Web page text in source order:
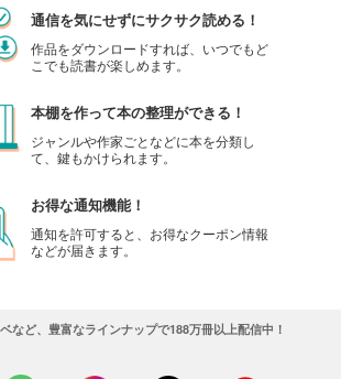
通信を気にせずにサクサク読める！
作品をダウンロードすれば、いつでもど
こでも読書が楽しめます。
本棚を作って本の整理ができる！
ジャンルや作家ごとなどに本を分類し
て、鍵もかけられます。
お得な通知機能！
通知を許可すると、お得なクーポン情報
などが届きます。
など、豊富なラインナップで188万冊以上配信中！